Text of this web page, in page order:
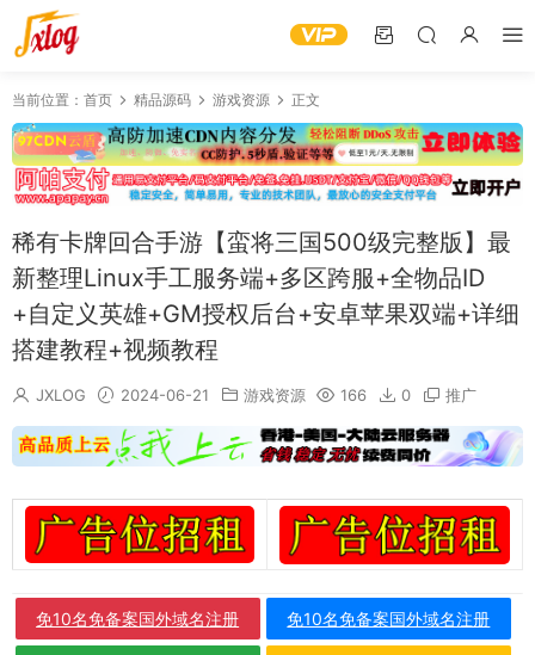
当前位置： 首页 精品源码 游戏资源 正文
稀有卡牌回合手游【蛮将三国500级完整版】最
新整理Linux手工服务端+多区跨服+全物品ID
+自定义英雄+GM授权后台+安卓苹果双端+详细
搭建教程+视频教程
JXLOG 2024-06-21 游戏资源 166 0 推广
免10名免备案国外域名注册 免10名免备案国外域名注册